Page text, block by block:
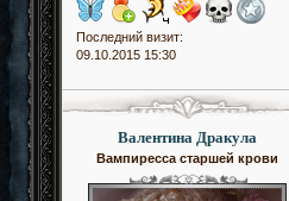
Последний визит:
09.10.2015 15:30
Валентина Дракула
Вампиресса старшей крови